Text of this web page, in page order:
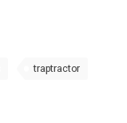
traptractor